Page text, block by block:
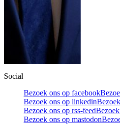
Social
Bezoek ons op facebook
Bezoek ons op linkedin
Bezoek ons op rss-feed
Bezoek ons op mastodon